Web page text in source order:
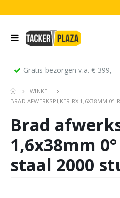
Gratis bezorgen v.a. € 399,-
WINKEL
BRAD AFWERKSPIJKER RX 1,6X38MM
Brad
1,6x38mm
staal 2000